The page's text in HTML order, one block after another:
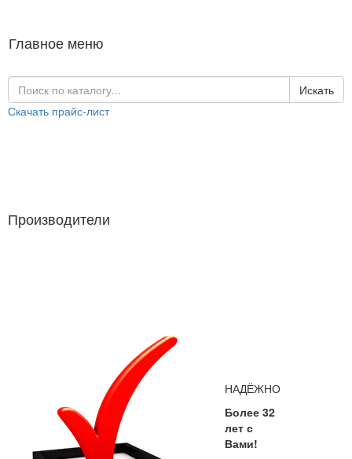
Главное меню
Искать
Скачать прайс-лист
Производители
НАДЁЖНО
Более 32
лет с
Вами!